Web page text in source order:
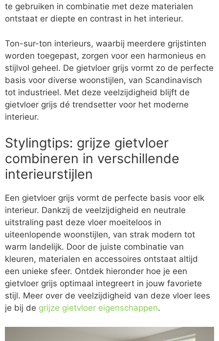
te gebruiken in combinatie met deze materialen
ontstaat er diepte en contrast in het interieur.
Ton-sur-ton interieurs, waarbij meerdere grijstinten
worden toegepast, zorgen voor een harmonieus en
stijlvol geheel. De gietvloer grijs vormt zo de perfecte
basis voor diverse woonstijlen, van Scandinavisch
tot industrieel. Met deze veelzijdigheid blijft de
gietvloer grijs dé trendsetter voor het moderne
interieur.
Stylingtips: grijze gietvloer
combineren in verschillende
interieurstijlen
Een gietvloer grijs vormt de perfecte basis voor elk
interieur. Dankzij de veelzijdigheid en neutrale
uitstraling past deze vloer moeiteloos in
uiteenlopende woonstijlen, van strak modern tot
warm landelijk. Door de juiste combinatie van
kleuren, materialen en accessoires ontstaat altijd
een unieke sfeer. Ontdek hieronder hoe je een
gietvloer grijs optimaal integreert in jouw favoriete
stijl. Meer over de veelzijdigheid van deze vloer lees
je bij de grijze gietvloer eigenschappen.